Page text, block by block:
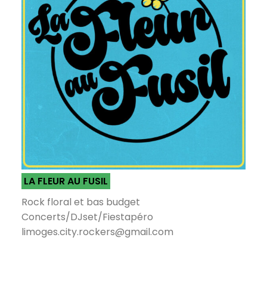
LA FLEUR AU FUSIL
Rock floral et bas budget
Concerts/DJset/Fiestapéro
limoges.city.rockers@gmail.com